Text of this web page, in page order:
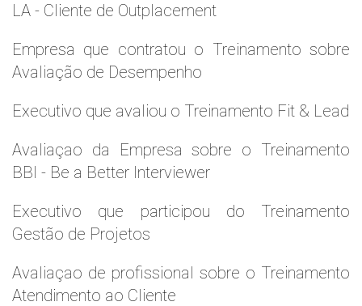
LA - Cliente de Outplacement
Empresa que contratou o Treinamento sobre
Avaliação de Desempenho
Executivo que avaliou o Treinamento Fit & Lead
Avaliaçao da Empresa sobre o Treinamento
BBI - Be a Better Interviewer
Executivo que participou do Treinamento
Gestão de Projetos
Avaliaçao de profissional sobre o Treinamento
Atendimento ao Cliente